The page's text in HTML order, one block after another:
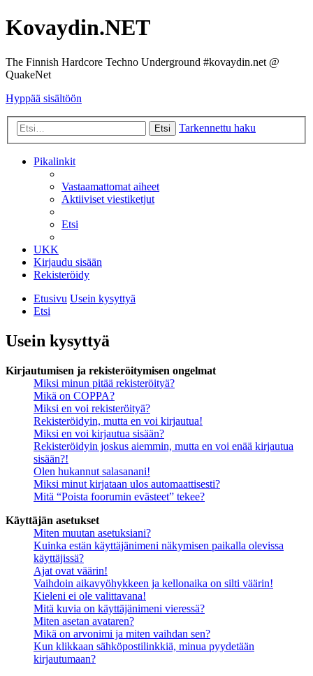
Kovaydin.NET
The Finnish Hardcore Techno Underground #kovaydin.net @
QuakeNet
Hyppää sisältöön
Etsi Tarkennettu haku
Pikalinkit
Vastaamattomat aiheet
Aktiiviset viestiketjut
Etsi
UKK
Kirjaudu sisään
Rekisteröidy
Etusivu Usein kysyttyä
Etsi
Usein kysyttyä
Kirjautumisen ja rekisteröitymisen ongelmat
Miksi minun pitää rekisteröityä?
Mikä on COPPA?
Miksi en voi rekisteröityä?
Rekisteröidyin, mutta en voi kirjautua!
Miksi en voi kirjautua sisään?
Rekisteröidyin joskus aiemmin, mutta en voi enää kirjautua
sisään?!
Olen hukannut salasanani!
Miksi minut kirjataan ulos automaattisesti?
Mitä “Poista foorumin evästeet” tekee?
Käyttäjän asetukset
Miten muutan asetuksiani?
Kuinka estän käyttäjänimeni näkymisen paikalla olevissa
käyttäjissä?
Ajat ovat väärin!
Vaihdoin aikavyöhykkeen ja kellonaika on silti väärin!
Kieleni ei ole valittavana!
Mitä kuvia on käyttäjänimeni vieressä?
Miten asetan avataren?
Mikä on arvonimi ja miten vaihdan sen?
Kun klikkaan sähköpostilinkkiä, minua pyydetään
kirjautumaan?